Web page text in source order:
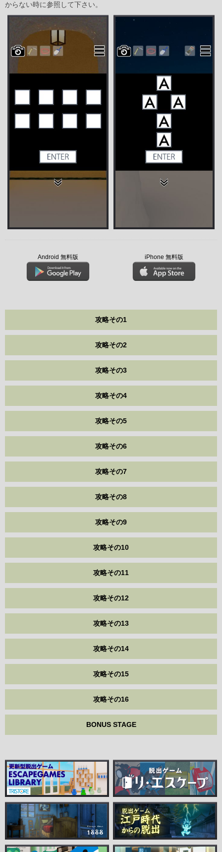
からない時に参照して下さい。
Android 無料版 iPhone 無料版
攻略その1
攻略その2
攻略その3
攻略その4
攻略その5
攻略その6
攻略その7
攻略その8
攻略その9
攻略その10
攻略その11
攻略その12
攻略その13
攻略その14
攻略その15
攻略その16
BONUS STAGE